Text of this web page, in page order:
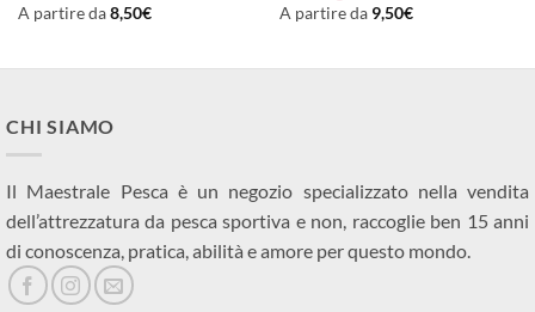
A partire da8,50€
A partire da 9,50€
CHI SIAMO
Il Maestrale Pesca è un negozio specializzato nella vendita
dell’attrezzatura da pesca sportiva e non, raccoglie ben 15 anni
di conoscenza, pratica, abilità e amore per questo mondo.